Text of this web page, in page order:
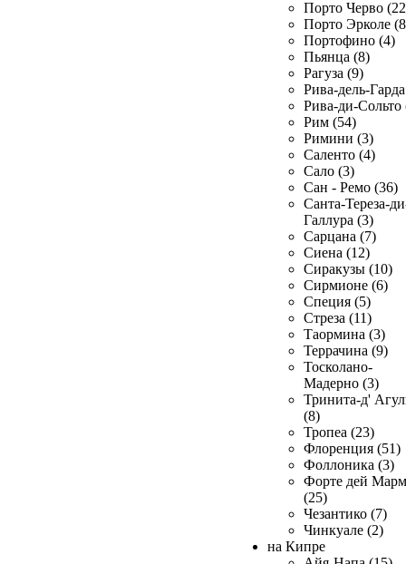
Порто Черво
Порто Эрколе
Портофино (4)
Пьянца (8)
Рагуза (9)
Рива-дель-
Рива-ди-Сольто
Рим (54)
Римини (3)
Саленто (4)
Сало (3)
Сан - Ремо (36)
Санта-Тереза-
Галлура (3)
Сарцана (7)
Сиена (12)
Сиракузы (10)
Сирмионе (6)
Специя (5)
Стреза (11)
Таормина (3)
Террачина (9)
Тосколано-
Мадерно (3)
Тринита-д'
(8)
Тропеа (23)
Флоренция (51)
Фоллоника (3)
Форте дей
(25)
Чезантико (7)
Чинкуале (2)
на Кипре